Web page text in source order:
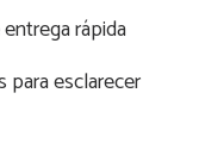
rápida
esclarecer